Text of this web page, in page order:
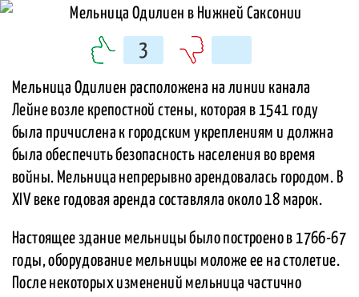
3
Мельница Одилиен расположена на линии канала
Лейне возле крепостной стены, которая в 1541 году
была причислена к городским укреплениям и должна
была обеспечить безопасность населения во время
войны. Мельница непрерывно арендовалась городом. В
XIV веке годовая аренда составляла около 18 марок.
Настоящее здание мельницы было построено в 1766-67
годы, оборудование мельницы моложе ее на столетие.
После некоторых изменений мельница частично